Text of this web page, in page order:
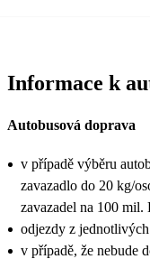
Informace k
Autobusová doprava
v případě výběru
zavazadlo do 20 kg/
zavazadel na 100 mil.
odjezdy z
v případě, že nebude